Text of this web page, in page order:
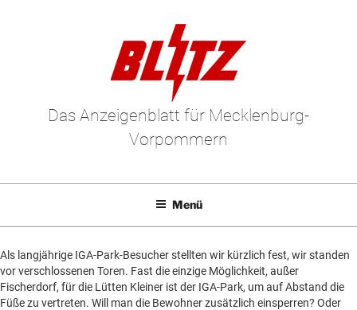
Das Anzeigenblatt für Mecklenburg-
Vorpommern
Menü
E-Paper
Kleinanzeigen
Als langjährige IGA-Park-Besucher stellten wir kürzlich fest, wir standen
vor verschlossenen Toren. Fast die einzige Möglichkeit, außer
Fischerdorf, für die Lütten Kleiner ist der IGA-Park, um auf Abstand die
Füße zu vertreten. Will man die Bewohner zusätzlich einsperren? Oder